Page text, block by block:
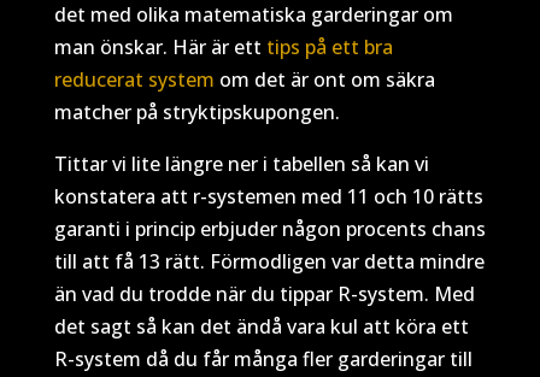
det med olika matematiska garderingar om
man önskar. Här är ett tips på ett bra
reducerat system om det är ont om säkra
matcher på stryktipskupongen.
Tittar vi lite längre ner i tabellen så kan vi
konstatera att r-systemen med 11 och 10 rätts
garanti i princip erbjuder någon procents chans
till att få 13 rätt. Förmodligen var detta mindre
än vad du trodde när du tippar R-system. Med
det sagt så kan det ändå vara kul att köra ett
R-system då du får många fler garderingar till